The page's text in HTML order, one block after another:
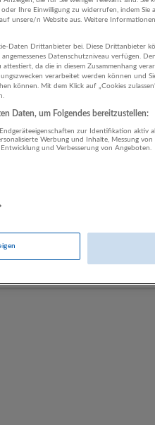
Lager Sonstige
Salzburg
| Finanz- und
| Herstellung von Waren | IT-
| Sozialwesen | Verkehr |
Ihre Einwilligung zu widerrufen, indem Sie
unsere/n Website aus. Weitere
Daten Drittanbieter bei. Diese Drittanbieter
angemessenes Datenschutzniveau verfügen.
attestiert, da die in diesem Zusammenhang
verarbeitet werden können und
können. Mit dem Klick auf „Cookies
Daten, um Folgendes bereitzustellen:
zur Identifikation aktiv
Werbung und Inhalte, Messung
und Verbesserung von Angeboten.